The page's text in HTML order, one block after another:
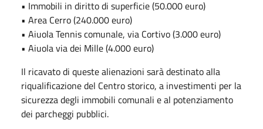
• Immobili in diritto di superficie (50.000 euro)
• Area Cerro (240.000 euro)
• Aiuola Tennis comunale, via Cortivo (3.000 euro)
• Aiuola via dei Mille (4.000 euro)
Il ricavato di queste alienazioni sarà destinato alla
riqualificazione del Centro storico, a investimenti per la
sicurezza degli immobili comunali e al potenziamento
dei parcheggi pubblici.